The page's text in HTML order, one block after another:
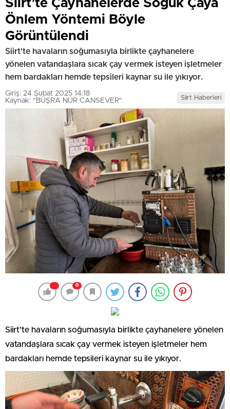
Siirt’te Çayhanelerde Soğuk Çaya
Önlem Yöntemi Böyle
Görüntülendi
Siirt'te havaların soğumasıyla birlikte çayhanelere
yönelen vatandaşlara sıcak çay vermek isteyen işletmeler
hem bardakları hemde tepsileri kaynar su ile yıkıyor.
Giriş: 24 Şubat 2025 14:18
Kaynak: "BÜŞRA NUR CANSEVER"
Siirt Haberleri
0
Siirt’te havaların soğumasıyla birlikte çayhanelere yönelen
vatandaşlara sıcak çay vermek isteyen işletmeler hem
bardakları hemde tepsileri kaynar su ile yıkıyor.